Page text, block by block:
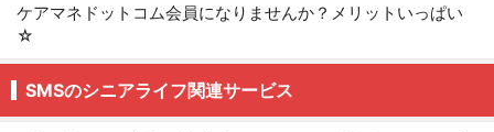
ケアマネドットコム会員になりませんか？メリットいっぱい
☆
SMSのシニアライフ関連サービス